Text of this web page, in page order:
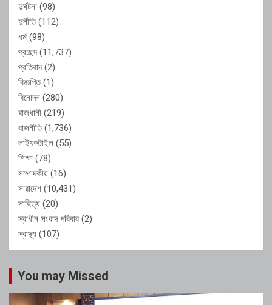
দুর্ঘটনা (98)
দুর্নীতি(112)
ধর্ম(98)
প্রচ্ছদ(11,737)
প্রতিবাদ(2)
বিজ্ঞপ্তি(1)
বিনোদন (280)
রাজধানী (219)
রাজনীতি(1,736)
লাইফস্টাইল (55)
শিক্ষা (78)
সম্পাদকীয় (16)
সারাদেশ (10,431)
সাহিত্য (20)
স্বাধীন সংবাদ পরিবার (2)
স্বাস্থ্য (107)
You may Missed